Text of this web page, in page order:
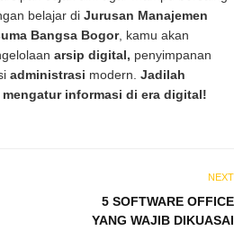
belajar di Jurusan Manajemen
Bangsa Bogor, kamu akan
arsip digital, penyimpanan
administrasi modern. Jadilah
informasi di era digital!
NEXT
5 SOFTWARE OFFICE
YANG WAJIB DIKUASAI